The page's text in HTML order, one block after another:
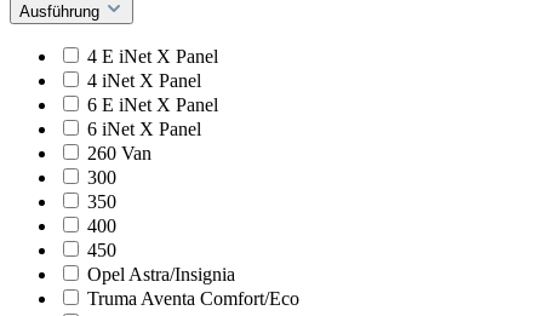
Ausführung
4 E iNet X Panel
4 iNet X Panel
6 E iNet X Panel
6 iNet X Panel
260 Van
300
350
400
450
Opel Astra/Insignia
Truma Aventa Comfort/Eco